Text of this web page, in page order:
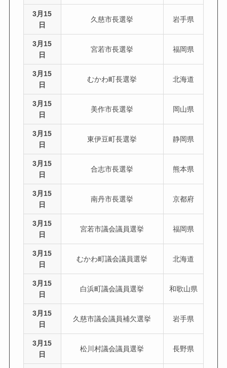
3月15
日
久慈市長選挙 岩手県
3月15
日
宮若市長選挙 福岡県
3月15
日
むかわ町長選挙 北海道
3月15
日
美作市長選挙 岡山県
3月15
日
東伊豆町長選挙 静岡県
3月15
日
合志市長選挙 熊本県
3月15
日
南丹市長選挙 京都府
3月15
日
宮若市議会議員選挙 福岡県
3月15
日
むかわ町議会議員選挙 北海道
3月15
日
白浜町議会議員選挙 和歌山県
3月15
日
久慈市議会議員補欠選挙 岩手県
3月15
日
松川村議会議員選挙 長野県